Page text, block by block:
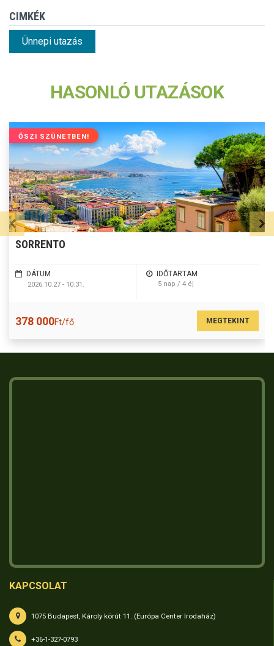
CIMKÉK
Ünnepi utazás
HASONLÓ UTAZÁSOK
ŐSZI SZÜNETBEN!
SORRENTO
DÁTUM
2026.10.27 - 10.31.
IDŐTARTAM
5 nap / 4 éj
378 000Ft/fő MEGTEKINT
KAPCSOLAT
1075 Budapest, Károly körút 11. (Európa Center Irodaház)
+36-1-327-0793